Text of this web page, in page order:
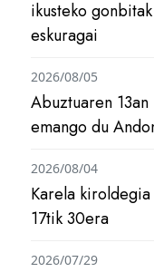
ikusteko
eskuragai
Abuztuaren
emango du
2026/08/05
Karela
17tik 30era
2026/08/04
2026/07/29